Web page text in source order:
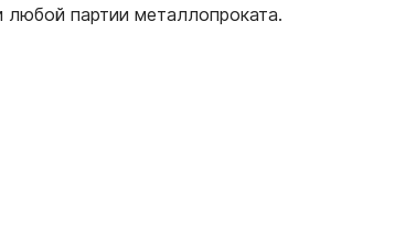
партии металлопроката.